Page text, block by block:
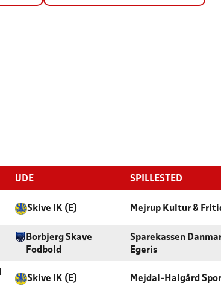
UDE SPILLESTED
Skive IK (E) Mejrup Kultur &
Borbjerg Skave
Fodbold
Sparekassen
Egeris
Skive IK (E) Mejdal-Halgård